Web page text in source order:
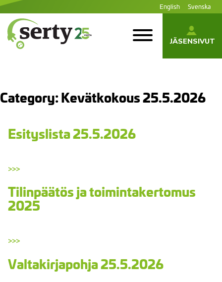
Siirry
sisältöön
English Svenska
JÄSENSIVUT
Category:Kevätkokous 25.5.2026
Esityslista 25.5.2026
>>>
Tilinpäätös ja toimintakertomus
2025
>>>
Valtakirjapohja 25.5.2026